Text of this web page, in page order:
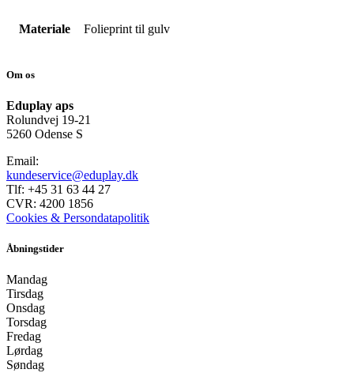
Materiale Folieprint til gulv
Om os
Eduplay aps
Rolundvej 19-21
5260 Odense S
Email:
kundeservice@eduplay.dk
Tlf: +45 31 63 44 27
CVR: 4200 1856
Cookies & Persondatapolitik
Åbningstider
Mandag
Tirsdag
Onsdag
Torsdag
Fredag
Lørdag
Søndag